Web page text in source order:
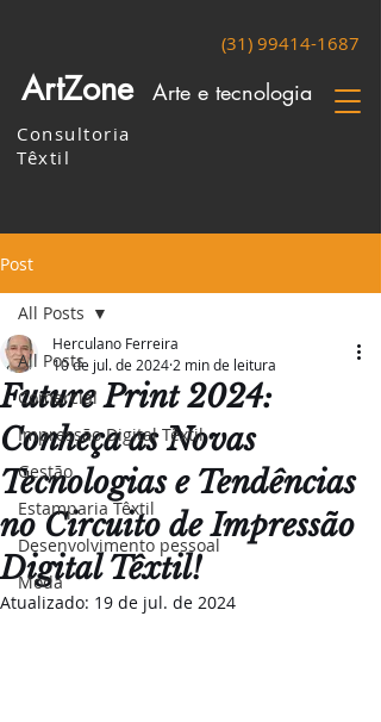
Consultoria
Têxtil
ArtZone Arte e tecnologia
(31) 99414-1687
Post
All Posts
Comercial
Impressão Digital Têxtil
Gestão
Estamparia Têxtil
Desenvolvimento pessoal
Moda
All Posts
Future Print 2024:
Conheça as Novas
Tecnologias e Tendências
no Circuito de Impressão
Digital Têxtil!
Herculano Ferreira
10 de jul. de 2024 2 min de leitura
Atualizado: 19 de jul. de 2024